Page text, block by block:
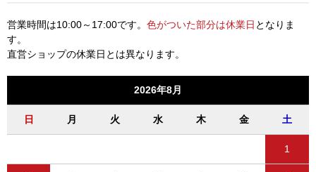
営業時間は10:00～17:00です。 色がついた部分は休業日 となりま
す。
直営ショップの休業日とは異なります。
2026年8月
日 月 火 水 木 金 土
1